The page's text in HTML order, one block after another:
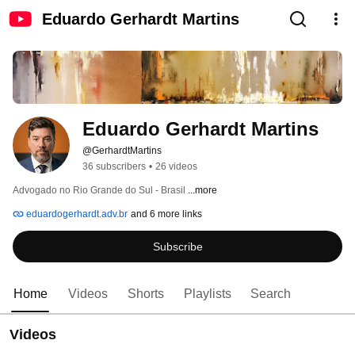
Eduardo Gerhardt Martins
Eduardo Gerhardt Martins
@GerhardtMartins
36 subscribers • 26 videos
Advogado no Rio Grande do Sul - Brasil ...more
eduardogerhardt.adv.br and 6 more links
Subscribe
Home Videos Shorts Playlists Search
Videos